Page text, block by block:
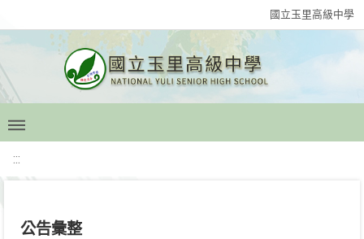
國立玉里高級中學
:::
公告彙整